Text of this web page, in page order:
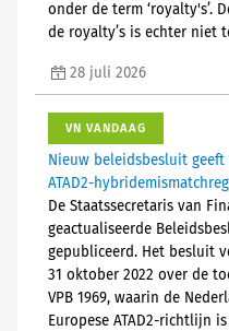
onder de term ‘royalty's’.
de royalty’s is echter niet
28 juli 2026
VN VANDAAG
Nieuw beleidsbesluit
ATAD2-
De Staatssecretaris van
geactualiseerde
gepubliceerd. Het besluit
31 oktober 2022 over de
VPB 1969, waarin de
Europese ATAD2-richtlijn